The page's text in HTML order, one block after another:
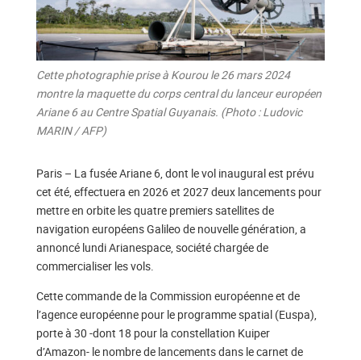
Cette photographie prise à Kourou le 26 mars 2024
montre la maquette du corps central du lanceur européen
Ariane 6 au Centre Spatial Guyanais. (Photo : Ludovic
MARIN / AFP)
Paris – La fusée Ariane 6, dont le vol inaugural est prévu
cet été, effectuera en 2026 et 2027 deux lancements pour
mettre en orbite les quatre premiers satellites de
navigation européens Galileo de nouvelle génération, a
annoncé lundi Arianespace, société chargée de
commercialiser les vols.
Cette commande de la Commission européenne et de
l’agence européenne pour le programme spatial (Euspa),
porte à 30 -dont 18 pour la constellation Kuiper
d’Amazon- le nombre de lancements dans le carnet de